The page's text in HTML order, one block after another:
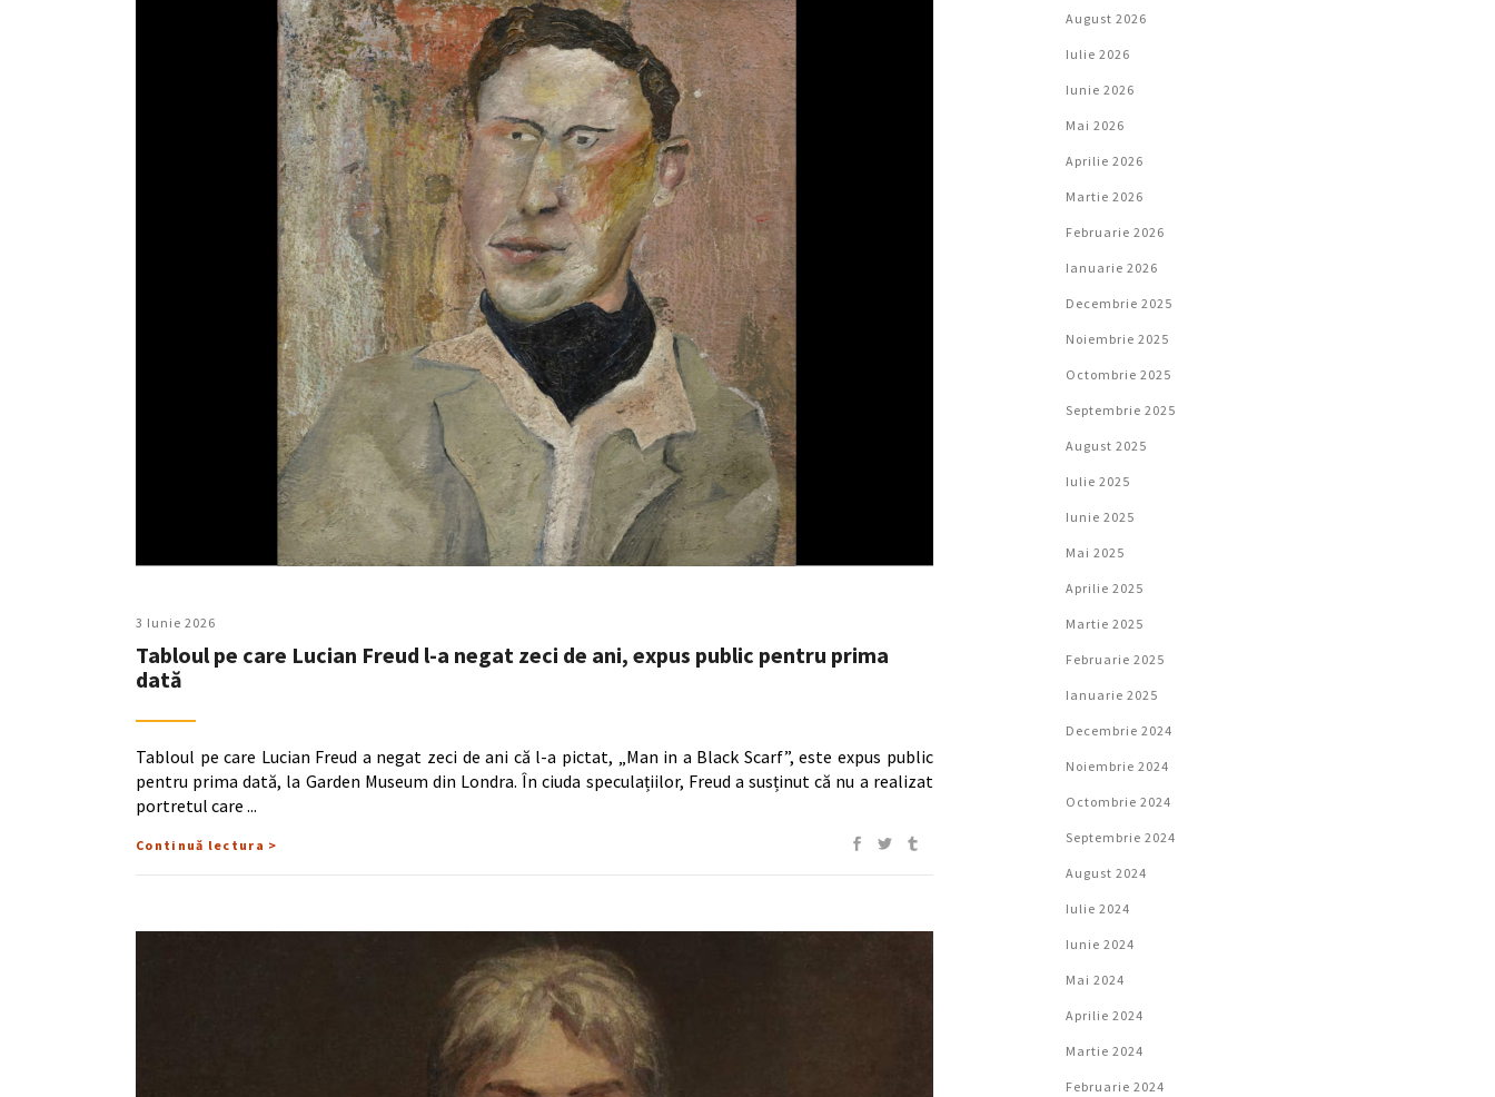
3 Iunie 2026
Tabloul pe care Lucian Freud l-a negat zeci de ani, expus public pentru prima
dată
Tabloul pe care Lucian Freud a negat zeci de ani că l-a pictat, „Man in a Black Scarf”, este expus public
pentru prima dată, la Garden Museum din Londra. În ciuda speculațiilor, Freud a susținut că nu a realizat
portretul care
Continuă lectura >
August 2026
Iulie 2026
Iunie 2026
Mai 2026
Aprilie 2026
Martie 2026
Februarie 2026
Ianuarie 2026
Decembrie 2025
Noiembrie 2025
Octombrie 2025
Septembrie 2025
August 2025
Iulie 2025
Iunie 2025
Mai 2025
Aprilie 2025
Martie 2025
Februarie 2025
Ianuarie 2025
Decembrie 2024
Noiembrie 2024
Octombrie 2024
Septembrie 2024
August 2024
Iulie 2024
Iunie 2024
Mai 2024
Aprilie 2024
Martie 2024
Februarie 2024